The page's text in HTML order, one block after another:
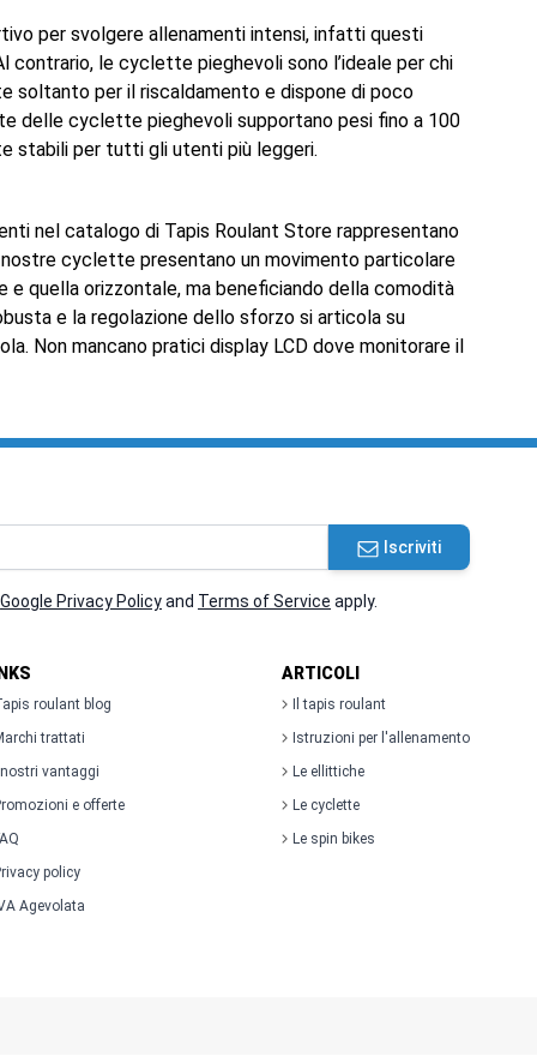
per svolgere allenamenti intensi, infatti questi
le cyclette pieghevoli sono l’ideale per chi
soltanto per il riscaldamento e dispone di poco
delle cyclette pieghevoli supportano pesi fino a 100
stabili per tutti gli utenti più leggeri.
nel catalogo di Tapis Roulant Store rappresentano
cyclette presentano un movimento particolare
quella orizzontale, ma beneficiando della comodità
e la regolazione dello sforzo si articola su
Non mancano pratici display LCD dove monitorare il
Iscriviti
Google Privacy Policyand Terms of Service apply.
roulant blog
trattati
I nostri vantaggi
e offerte
policy
Agevolata
ARTICOLI
Il tapis roulant
Istruzioni per l'allenamento
Le ellittiche
Le cyclette
Le spin bikes